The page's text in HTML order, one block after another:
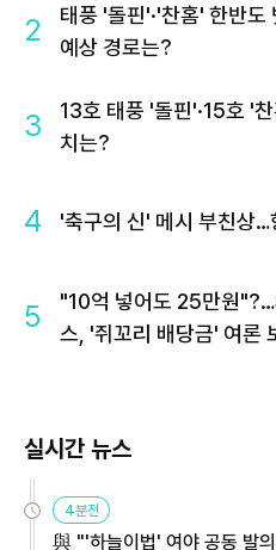
2
태풍 '돌핀'·'찬홈' 한반도
예상 경로는?
3
13호 태풍 '돌핀'·15호 '
치는?
4 '축구의 신' 메시 부친상…
5
"10억 넣어도 25만원
스, '쥐꼬리 배당금' 여론
실시간 뉴스
4분전
與 "'하늘이법' 여야 공동 발